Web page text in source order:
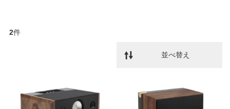
2件
並べ替え